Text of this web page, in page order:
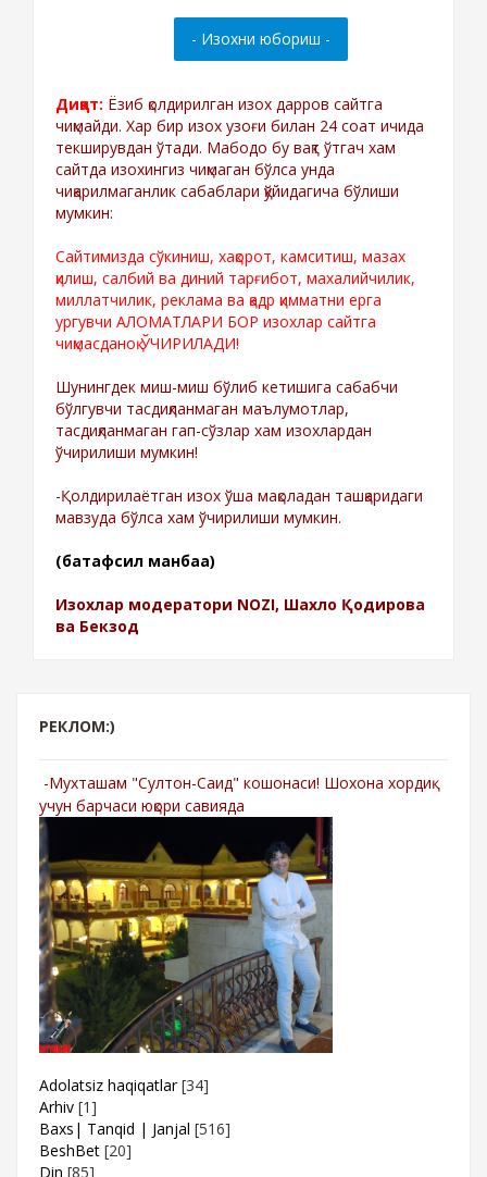
Диққат: Ёзиб қолдирилган изох дарров сайтга
чиқмайди. Хар бир изох узоғи билан 24 соат ичида
текширувдан ўтади. Мабодо бу вақт ўтгач хам
сайтда изохингиз чиқмаган бўлса унда
чиқарилмаганлик сабаблари қўйидагича бўлиши
мумкин:
Сайтимизда сўкиниш, хақорот, камситиш, мазах
қилиш, салбий ва диний тарғибот, махалийчилик,
миллатчилик, реклама ва қадр қимматни ерга
ургувчи АЛОМАТЛАРИ БОР изохлар сайтга
чиқмасданоқ ЎЧИРИЛАДИ!
Шунингдек миш-миш бўлиб кетишига сабабчи
бўлгувчи тасдиқланмаган маълумотлар,
тасдиқланмаган гап-сўзлар хам изохлардан
ўчирилиши мумкин!
-Қолдирилаётган изох ўша мақоладан ташқаридаги
мавзуда бўлса хам ўчирилиши мумкин.
(батафсил манбаа)
Изохлар модератори NOZI, Шахло Қодирова
ва Бекзод
РЕКЛОМ:)
-Мухташам "Султон-Саид" кошонаси! Шохона хордиқ
учун барчаси юқори савияда
Adolatsiz haqiqatlar [34]
Arhiv [1]
Baxs| Tanqid | Janjal [516]
BeshBet [20]
Din [85]